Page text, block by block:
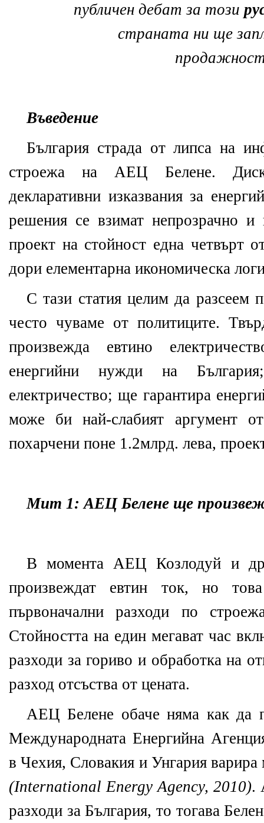
публичен дебат за този
страната ни ще
Въведение
България страда от липса на
строежа на АЕЦ Белене.
декларативни изказвания за
решения се взимат непрозрачно
проект на стойност една четвърт
дори елементарна икономическа
С тази статия целим да
често чуваме от политиците.
произвежда евтино
енергийни нужди на
електричество; ще гарантира
може би най-слабият аргумент
похарчени поне 1.2млрд. лева,
Мит 1: АЕЦ Белене ще
В момента АЕЦ Козлодуй и
произвеждат евтин ток, но
първоначални разходи по
Стойността на един мегават час
разходи за гориво и обработка на
разход отсъства от цената.
АЕЦ Белене обаче няма как да
Международната Енергийна
в Чехия, Словакия и Унгария
(International Energy Agency, 2010).
разходи за България, то тогава